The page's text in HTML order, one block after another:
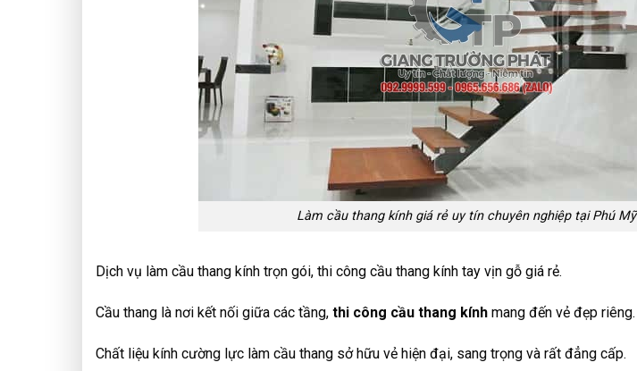
Làm cầu thang kính giá rẻ uy tín chuyên nghiệp tại Phú Mỹ
Dịch vụ làm cầu thang kính trọn gói, thi công cầu thang kính tay vịn gỗ giá rẻ.
Cầu thang là nơi kết nối giữa các tầng, thi công cầu thang kính mang đến vẻ đẹp riêng.
Chất liệu kính cường lực làm cầu thang sở hữu vẻ hiện đại, sang trọng và rất đẳng cấp.